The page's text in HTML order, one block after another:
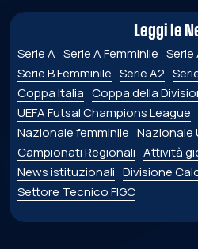
Leggi le
Serie A Serie A Femminile Serie
Serie B Femminile Serie A2
Coppa Italia Coppa della
UEFA Futsal Champions League
Nazionale femminile Nazionale
Campionati Regionali Attività
News istituzionali Divisione
Settore Tecnico FIGC